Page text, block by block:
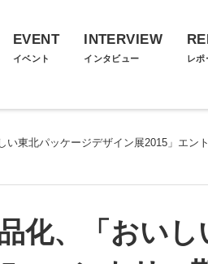
EVENT
イベント
INTERVIEW
インタビュー レポ
東北パッケージデザイン展2015」エン
化、「おいし